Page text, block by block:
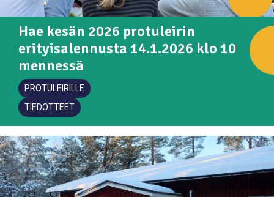
Hae kesän 2026 protuleirin
erityisalennusta 14.1.2026 klo 10
mennessä
PROTULEIRILLE
TIEDOTTEET